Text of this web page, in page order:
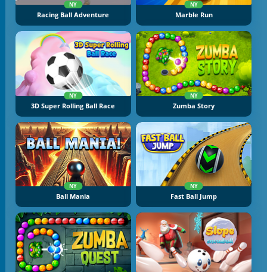
NY
Racing Ball Adventure
NY
Marble Run
NY
3D Super Rolling Ball Race
NY
Zumba Story
NY
Ball Mania
NY
Fast Ball Jump